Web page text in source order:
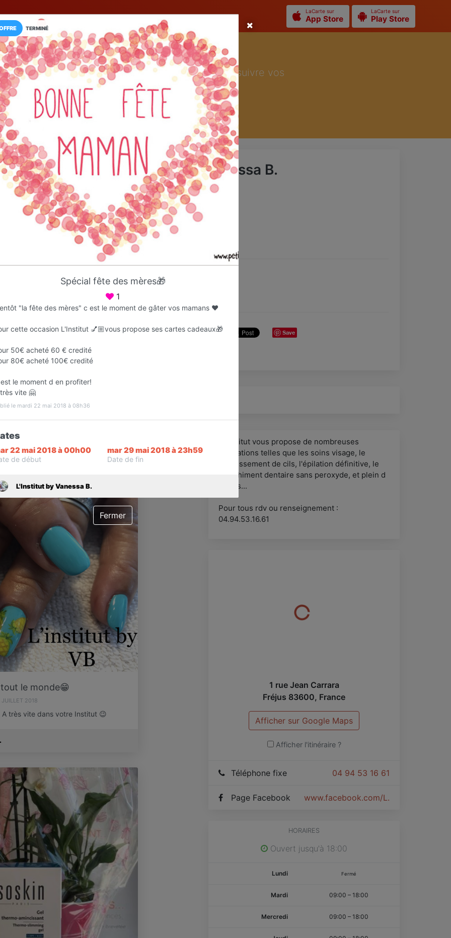
LaCarte sur
App Store
LaCarte sur
Play Store
Installez l'App LaCarte
Téléchargez gratuitement l'app LaCarte pour suivre vos
commerces favoris et ne rien rater !
Télécharger Plus tard
L'Institut by Vanessa B.
Institut de beauté
Fréjus
Favori Contacter
Ouvert jusqu'à 18:00
Save
Infos
le monde😁
JUILLET 2018
très vite dans votre Institut 😉
L’ institut vous propose de nombreuses
prestations telles que les soins visage, le
rehaussement de cils, l'épilation définitive, le
blanchiment dentaire sans peroxyde, et plein d
autres...
Pour tous rdv ou renseignement :
04.94.53.16.61
1 rue Jean Carrara
Fréjus 83600, France
Afficher sur Google Maps
Afficher l'itinéraire ?
04 94 53 16 61
Téléphone fixe
www.facebook.com/
Page Facebook
HORAIRES
Ouvert jusqu'à 18:00
Lundi Fermé
Mardi 09:00 – 18:00
Mercredi 09:00 – 18:00
TERMINÉ
Spécial fête des mères🎁
1
"la fête des mères" c est le moment de gâter vos mamans ❤️
cette occasion L'Institut 💅🏼vous propose ses cartes cadeaux🎁
50€ acheté 60 € credité
80€ acheté 100€ credité
le moment d en profiter!
vite 🤗
le mardi 22 mai 2018 à 08h36
22 mai 2018 à 00h00
de début
mar 29 mai 2018 à 23h59
Date de fin
L'Institut by Vanessa B.
Fermer